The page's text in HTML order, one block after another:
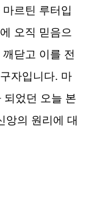
르틴 루터입
오직 믿음으
닫고 이를 전
자입니다. 마
되었던 오늘 본
앙의 원리에 대